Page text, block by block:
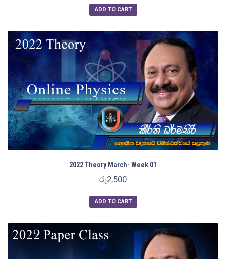
5
ADD TO CART
2022 Theory March- Week 01
රු2,500
ADD TO CART